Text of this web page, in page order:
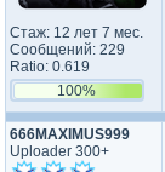
Стаж: 12 лет 7 мес.
Сообщений: 229
Ratio: 0.619
100%
666MAXIMUS999
Uploader 300+